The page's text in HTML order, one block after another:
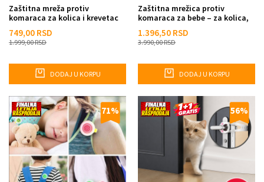
Zaštitna mreža protiv
komaraca za kolica i krevetac
749,00 RSD
1.999,00RSD
DODAJ U KORPU
Zaštitna mrežica protiv
komaraca za bebe – za kolica,
1.396,50 RSD
3.990,00RSD
DODAJ U KORPU
71% 56%